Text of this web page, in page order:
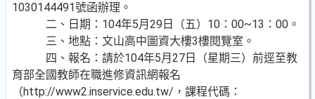
1030144491號函辦理。
二、日期：104年5月29日（五）10：00~13：00。
三、地點：文山高中圖資大樓3樓閱覽室。
四、報名：請於104年5月27日（星期三）前逕至教
育部全國教師在職進修資訊網報名
（http://www2.inservice.edu.tw/，課程代碼：